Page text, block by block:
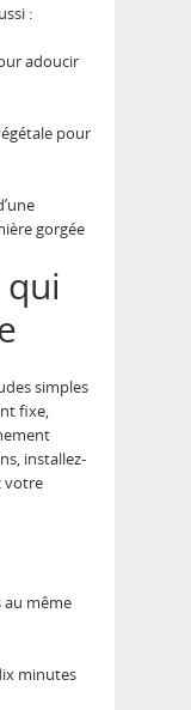
:
adoucir
pour
gorgée
simples
fixe,
installez-
votre
au même
minutes